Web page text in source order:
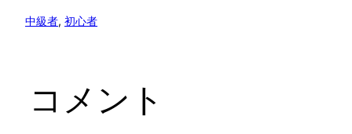
中級者, 初心者
コメント